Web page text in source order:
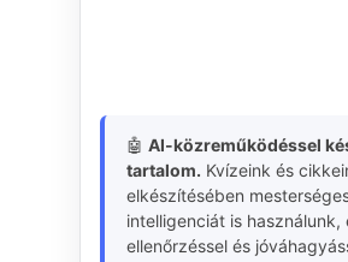
🤖 AI-közreműködéssel
tartalom. Kvízeink és
elkészítésében
intelligenciát is használunk,
ellenőrzéssel és